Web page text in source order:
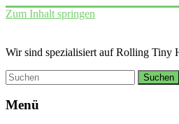
Zum Inhalt springen
Wir sind spezialisiert auf Rolling Tiny
Menü